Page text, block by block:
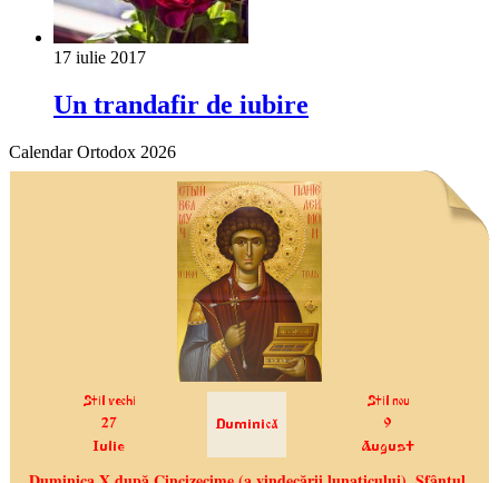
17 iulie 2017
Un trandafir de iubire
Calendar Ortodox 2026